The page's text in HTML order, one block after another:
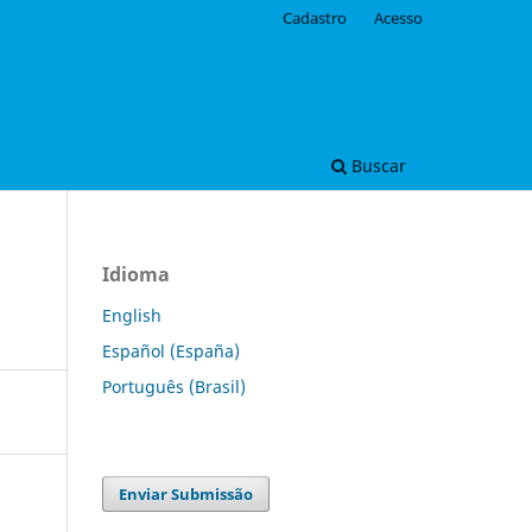
Buscar
Cadastro Acesso
Idioma
English
Español (España)
Português (Brasil)
Enviar Submissão